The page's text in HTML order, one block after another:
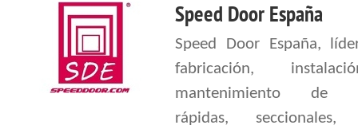
Speed Door España
Speed Door España,
fabricación,
mantenimiento de
rápidas, seccionales,